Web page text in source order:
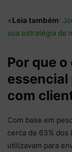
<Leia também:
sua estratégia de
Por que
com
Com base em
cerca de 63%
utilizavam para